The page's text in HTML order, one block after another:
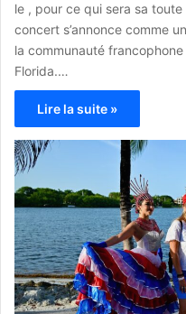
le , pour ce qui sera sa
concert s’annonce comme
la communauté
Florida.…
Lire la suite »